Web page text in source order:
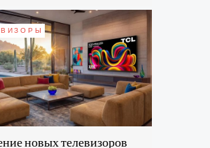
новых телевизоров